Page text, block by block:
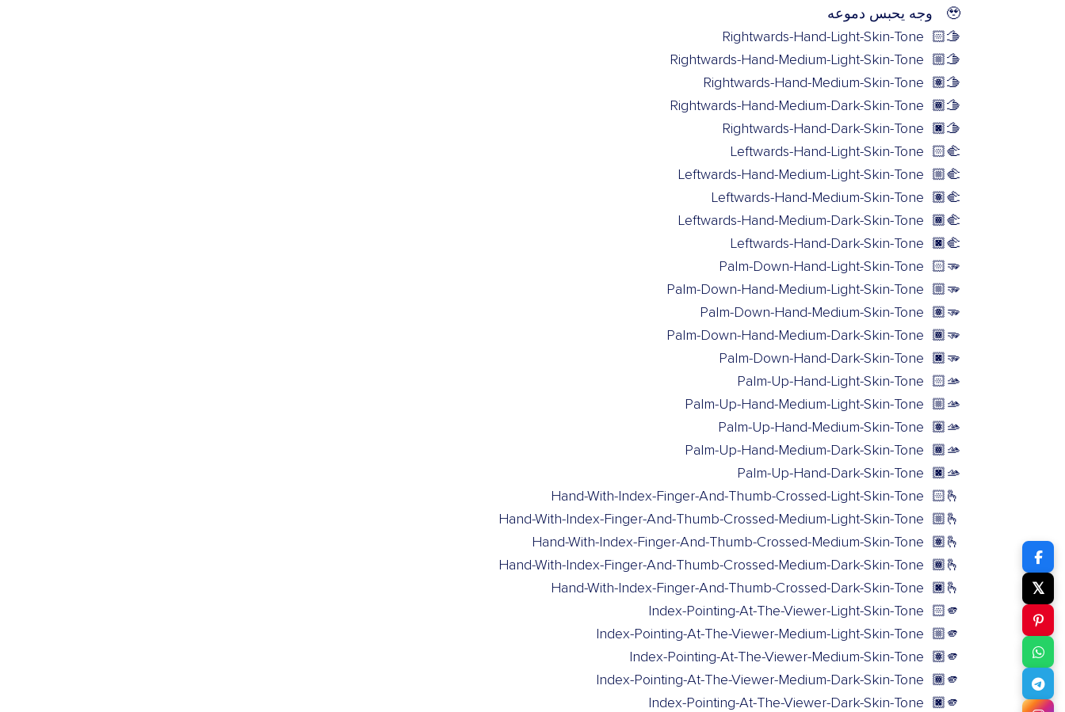
🥹
وجه يحبس دموعه
🫱🏻
Rightwards-Hand-Light-Skin-Tone
🫱🏼
Rightwards-Hand-Medium-Light-Skin-Tone
🫱🏽
Rightwards-Hand-Medium-Skin-Tone
🫱🏾
Rightwards-Hand-Medium-Dark-Skin-Tone
🫱🏿
Rightwards-Hand-Dark-Skin-Tone
🫲🏻
Leftwards-Hand-Light-Skin-Tone
🫲🏼
Leftwards-Hand-Medium-Light-Skin-Tone
🫲🏽
Leftwards-Hand-Medium-Skin-Tone
🫲🏾
Leftwards-Hand-Medium-Dark-Skin-Tone
🫲🏿
Leftwards-Hand-Dark-Skin-Tone
🫳🏻
Palm-Down-Hand-Light-Skin-Tone
🫳🏼
Palm-Down-Hand-Medium-Light-Skin-Tone
🫳🏽
Palm-Down-Hand-Medium-Skin-Tone
🫳🏾
Palm-Down-Hand-Medium-Dark-Skin-Tone
🫳🏿
Palm-Down-Hand-Dark-Skin-Tone
🫴🏻
Palm-Up-Hand-Light-Skin-Tone
🫴🏼
Palm-Up-Hand-Medium-Light-Skin-Tone
🫴🏽
Palm-Up-Hand-Medium-Skin-Tone
🫴🏾
Palm-Up-Hand-Medium-Dark-Skin-Tone
🫴🏿
Palm-Up-Hand-Dark-Skin-Tone
🫰🏻
Hand-With-Index-Finger-And-Thumb-Crossed-Light-Skin-Tone
🫰🏼
Hand-With-Index-Finger-And-Thumb-Crossed-Medium-Light-Skin-Tone
🫰🏽
Hand-With-Index-Finger-And-Thumb-Crossed-Medium-Skin-Tone
🫰🏾
Hand-With-Index-Finger-And-Thumb-Crossed-Medium-Dark-Skin-Tone
🫰🏿
Hand-With-Index-Finger-And-Thumb-Crossed-Dark-Skin-Tone
🫵🏻
Index-Pointing-At-The-Viewer-Light-Skin-Tone
🫵🏼
Index-Pointing-At-The-Viewer-Medium-Light-Skin-Tone
🫵🏽
Index-Pointing-At-The-Viewer-Medium-Skin-Tone
🫵🏾
Index-Pointing-At-The-Viewer-Medium-Dark-Skin-Tone
🫵🏿
Index-Pointing-At-The-Viewer-Dark-Skin-Tone
𝕏